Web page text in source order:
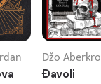
Džo
Đavoli